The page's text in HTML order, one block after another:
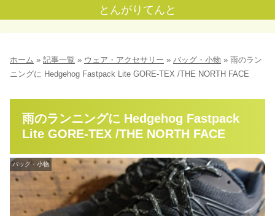
とんがりてんと
ホーム » 記事一覧 » ウェア・アクセサリー » バッグ・小物 » 雨のラン
ニングに Hedgehog Fastpack Lite GORE-TEX /THE NORTH FACE
雨のランニングに Hedgehog Fastpack
Lite GORE-TEX /THE NORTH FACE
バッグ・小物